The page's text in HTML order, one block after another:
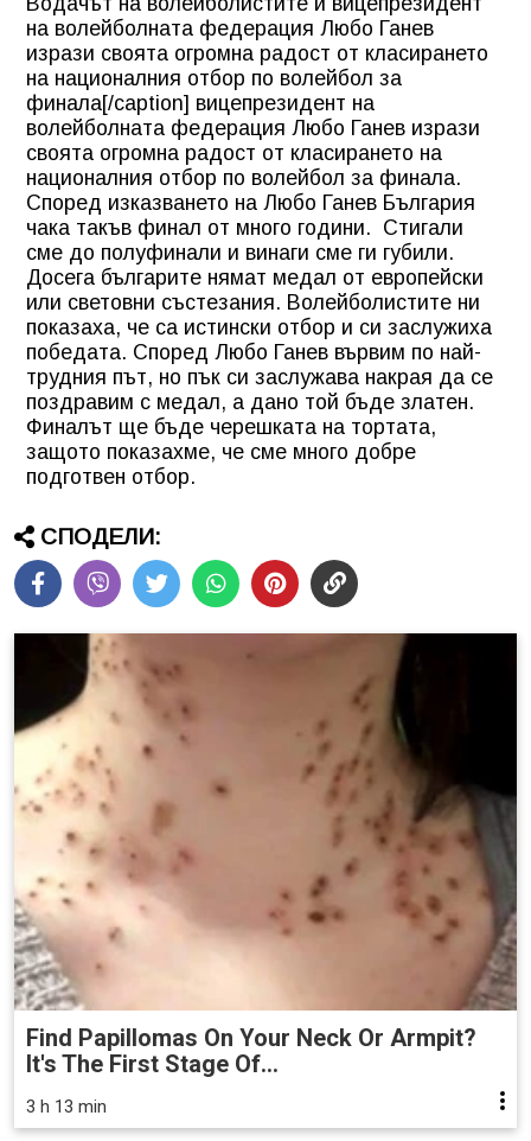
на волейболната федерация Любо Ганев
изрази своята огромна радост от класирането
на националния отбор по волейбол за
финала[/caption] вицепрезидент на
волейболната федерация Любо Ганев изрази
своята огромна радост от класирането на
националния отбор по волейбол за финала.
Според изказването на Любо Ганев България
чака такъв финал от много години. Стигали
сме до полуфинали и винаги сме ги губили.
Досега българите нямат медал от европейски
или световни състезания. Волейболистите ни
показаха, че са истински отбор и си заслужиха
победата. Според Любо Ганев вървим по най-
трудния път, но пък си заслужава накрая да се
поздравим с медал, а дано той бъде златен.
Финалът ще бъде черешката на тортата,
защото показахме, че сме много добре
подготвен отбор.
СПОДЕЛИ:
Find Papillomas On Your Neck Or Armpit?
It's The First Stage Of...
3 h 13 min